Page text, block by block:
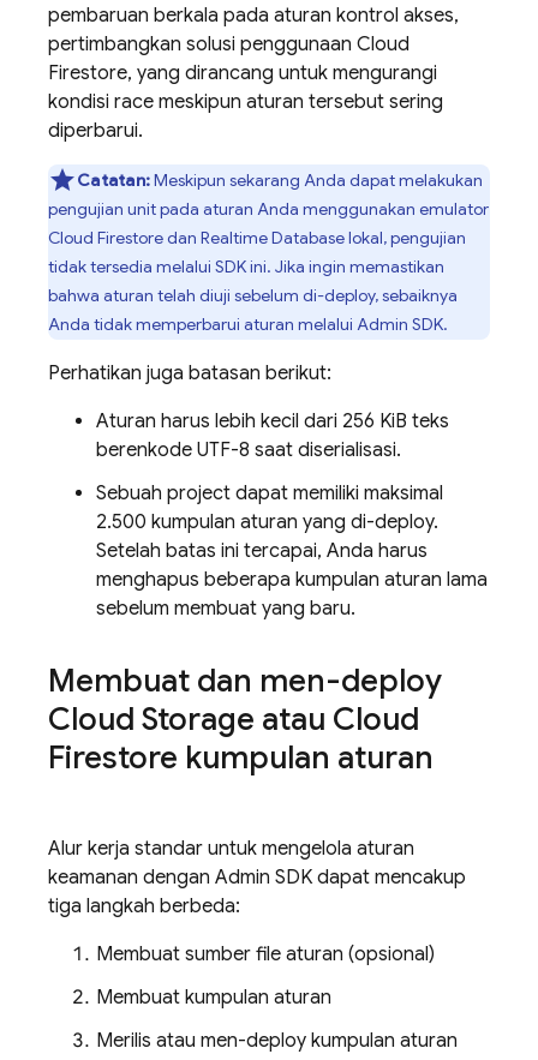
pembaruan berkala pada aturan kontrol akses,
pertimbangkan solusi penggunaan Cloud
Firestore, yang dirancang untuk mengurangi
kondisi race meskipun aturan tersebut sering
diperbarui.
Catatan:Meskipun sekarang Anda dapat melakukan
pengujian unit pada aturan Anda menggunakan emulator
Cloud Firestoredan Realtime Databaselokal, pengujian
tidak tersedia melalui SDK ini. Jika ingin memastikan
bahwa aturan telah diuji sebelum di-deploy, sebaiknya
Anda tidak memperbarui aturan melalui Admin SDK.
Perhatikan juga batasan berikut:
Aturan harus lebih kecil dari 256 KiB teks
berenkode UTF-8 saat diserialisasi.
Sebuah project dapat memiliki maksimal
2.500 kumpulan aturan yang di-deploy.
Setelah batas ini tercapai, Anda harus
menghapus beberapa kumpulan aturan lama
sebelum membuat yang baru.
Membuat dan men-deploy
Cloud Storage atau Cloud
Firestore kumpulan aturan
Alur kerja standar untuk mengelola aturan
keamanan dengan Admin SDK dapat mencakup
tiga langkah berbeda:
Membuat sumber file aturan (opsional)
Membuat kumpulan aturan
Merilis atau men-deploy kumpulan aturan